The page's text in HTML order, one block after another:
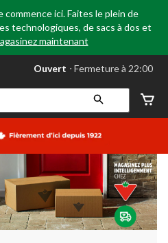
ici. Faites le plein de
technologiques, de sacs à dos et
maintenant
votre
préféré
Leduc,
AB,
courament
Fermeture
à
22:00
cliquer
pour
changer
Ouvert ⋅ Fermeture à 22:00